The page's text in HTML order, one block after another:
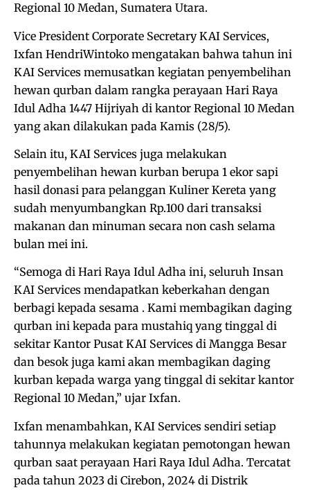
Regional 10 Medan, Sumatera Utara.
Vice President Corporate Secretary KAI Services,
Ixfan HendriWintoko mengatakan bahwa tahun ini
KAI Services memusatkan kegiatan penyembelihan
hewan qurban dalam rangka perayaan Hari Raya
Idul Adha 1447 Hijriyah di kantor Regional 10 Medan
yang akan dilakukan pada Kamis (28/5).
Selain itu, KAI Services juga melakukan
penyembelihan hewan kurban berupa 1 ekor sapi
hasil donasi para pelanggan Kuliner Kereta yang
sudah menyumbangkan Rp.100 dari transaksi
makanan dan minuman secara non cash selama
bulan mei ini.
“Semoga di Hari Raya Idul Adha ini, seluruh Insan
KAI Services mendapatkan keberkahan dengan
berbagi kepada sesama . Kami membagikan daging
qurban ini kepada para mustahiq yang tinggal di
sekitar Kantor Pusat KAI Services di Mangga Besar
dan besok juga kami akan membagikan daging
kurban kepada warga yang tinggal di sekitar kantor
Regional 10 Medan,” ujar Ixfan.
Ixfan menambahkan, KAI Services sendiri setiap
tahunnya melakukan kegiatan pemotongan hewan
qurban saat perayaan Hari Raya Idul Adha. Tercatat
pada tahun 2023 di Cirebon, 2024 di Distrik